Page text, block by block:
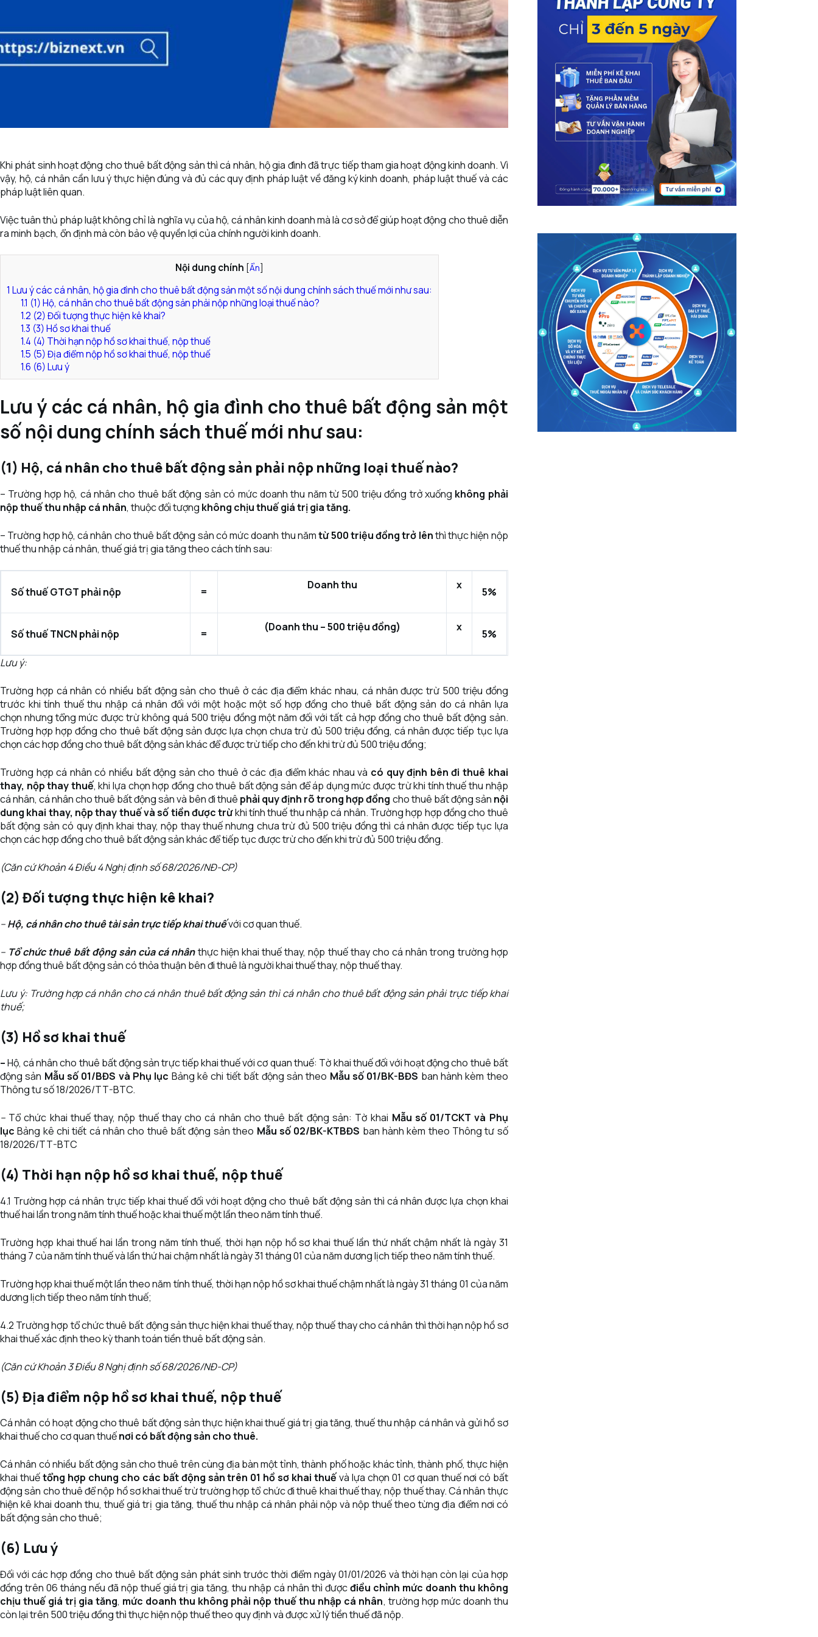
Khi phát sinh hoạt động cho thuê bất động sản thì cá nhân, hộ gia đình đã trực tiếp tham gia hoạt động kinh doanh. Vì
vậy, hộ, cá nhân cần lưu ý thực hiện đúng và đủ các quy định pháp luật về đăng ký kinh doanh, pháp luật thuế và các
pháp luật liên quan.
Việc tuân thủ pháp luật không chỉ là nghĩa vụ của hộ, cá nhân kinh doanh mà là cơ sở để giúp hoạt động cho thuê diễn
ra minh bạch, ổn định mà còn bảo vệ quyền lợi của chính người kinh doanh.
Nội dung chính Ẩn
1 Lưu ý các cá nhân, hộ gia đình cho thuê bất động sản một số nội dung chính sách thuế mới như sau:
1.1 (1) Hộ, cá nhân cho thuê bất động sản phải nộp những loại thuế nào?
1.2 (2) Đối tượng thực hiện kê khai?
1.3 (3) Hồ sơ khai thuế
1.4 (4) Thời hạn nộp hồ sơ khai thuế, nộp thuế
1.5 (5) Địa điểm nộp hồ sơ khai thuế, nộp thuế
1.6 (6) Lưu ý
Lưu ý các cá nhân, hộ gia đình cho thuê bất động sản một
số nội dung chính sách thuế mới như sau:
(1) Hộ, cá nhân cho thuê bất động sản phải nộp những loại thuế nào?
– Trường hợp hộ, cá nhân cho thuê bất động sản có mức doanh thu năm từ 500 triệu đồng trở xuống không phải
nộp thuế thu nhập cá nhân, thuộc đối tượng không chịu thuế giá trị gia tăng.
– Trường hợp hộ, cá nhân cho thuê bất động sản có mức doanh thu nămtừ 500 triệu đồng trở lênthì thực hiện nộp
thuế thu nhập cá nhân, thuế giá trị gia tăng theo cách tính sau:
Số thuế GTGT phải nộp =
Doanh thu x
5%
Số thuế TNCN phải nộp =
(Doanh thu – 500 triệu đồng) x
5%
Lưu ý:
Trường hợp cá nhân có nhiều bất động sản cho thuê ở các địa điểm khác nhau, cá nhân được trừ 500 triệu đồng
trước khi tính thuế thu nhập cá nhân đối với một hoặc một số hợp đồng cho thuê bất động sản do cá nhân lựa
chọn nhưng tổng mức được trừ không quá 500 triệu đồng một năm đối với tất cả hợp đồng cho thuê bất động sản.
Trường hợp hợp đồng cho thuê bất động sản được lựa chọn chưa trừ đủ 500 triệu đồng, cá nhân được tiếp tục lựa
chọn các hợp đồng cho thuê bất động sản khác để được trừ tiếp cho đến khi trừ đủ 500 triệu đồng;
Trường hợp cá nhân có nhiều bất động sản cho thuê ở các địa điểm khác nhau và có quy định bên đi thuê khai
thay, nộp thay thuế, khi lựa chọn hợp đồng cho thuê bất động sản để áp dụng mức được trừ khi tính thuế thu nhập
cá nhân, cá nhân cho thuê bất động sản và bên đi thuê phải quy định rõ trong hợp đồng cho thuê bất động sản nội
dung khai thay, nộp thay thuế và số tiền được trừkhi tính thuế thu nhập cá nhân. Trường hợp hợp đồng cho thuê
bất động sản có quy định khai thay, nộp thay thuế nhưng chưa trừ đủ 500 triệu đồng thì cá nhân được tiếp tục lựa
chọn các hợp đồng cho thuê bất động sản khác để tiếp tục được trừ cho đến khi trừ đủ 500 triệu đồng.
(Căn cứ Khoản 4 Điều 4 Nghị định số 68/2026/NĐ-CP)
(2) Đối tượng thực hiện kê khai?
–Hộ, cá nhân cho thuê tài sản trực tiếp khai thuếvới cơ quan thuế.
– Tổ chức thuê bất động sản của cá nhânthực hiện khai thuế thay, nộp thuế thay cho cá nhân trong trường hợp
hợp đồng thuê bất động sản có thỏa thuận bên đi thuê là người khai thuế thay, nộp thuế thay.
Lưu ý: Trường hợp cá nhân cho cá nhân thuê bất động sản thì cá nhân cho thuê bất động sản phải trực tiếp khai
thuế;
(3) Hồ sơ khai thuế
–Hộ, cá nhân cho thuê bất động sản trực tiếp khai thuế với cơ quan thuế: Tờ khai thuế đối với hoạt động cho thuê bất
động sản Mẫu số 01/BĐS và Phụ lục Bảng kê chi tiết bất động sản theo Mẫu số 01/BK-BĐS ban hành kèm theo
Thông tư số 18/2026/TT-BTC.
– Tổ chức khai thuế thay, nộp thuế thay cho cá nhân cho thuê bất động sản: Tờ khai Mẫu số 01/TCKT và Phụ
lục Bảng kê chi tiết cá nhân cho thuê bất động sản theo Mẫu số 02/BK-KTBĐS ban hành kèm theo Thông tư số
18/2026/TT-BTC
(4) Thời hạn nộp hồ sơ khai thuế, nộp thuế
4.1 Trường hợp cá nhân trực tiếp khai thuế đối với hoạt động cho thuê bất động sản thì cá nhân được lựa chọn khai
thuế hai lần trong năm tính thuế hoặc khai thuế một lần theo năm tính thuế.
Trường hợp khai thuế hai lần trong năm tính thuế, thời hạn nộp hồ sơ khai thuế lần thứ nhất chậm nhất là ngày 31
tháng 7 của năm tính thuế và lần thứ hai chậm nhất là ngày 31 tháng 01 của năm dương lịch tiếp theo năm tính thuế.
Trường hợp khai thuế một lần theo năm tính thuế, thời hạn nộp hồ sơ khai thuế chậm nhất là ngày 31 tháng 01 của năm
dương lịch tiếp theo năm tính thuế;
4.2 Trường hợp tổ chức thuê bất động sản thực hiện khai thuế thay, nộp thuế thay cho cá nhân thì thời hạn nộp hồ sơ
khai thuế xác định theo kỳ thanh toán tiền thuê bất động sản.
(Căn cứ Khoản 3 Điều 8Nghị định số 68/2026/NĐ-CP)
(5) Địa điểm nộp hồ sơ khai thuế, nộp thuế
Cá nhân có hoạt động cho thuê bất động sản thực hiện khai thuế giá trị gia tăng, thuế thu nhập cá nhân và gửi hồ sơ
khai thuế cho cơ quan thuếnơi có bất động sản cho thuê.
Cá nhân có nhiều bất động sản cho thuê trên cùng địa bàn một tỉnh, thành phố hoặc khác tỉnh, thành phố, thực hiện
khai thuếtổng hợp chung cho các bất động sản trên 01 hồ sơ khai thuếvà lựa chọn 01 cơ quan thuế nơi có bất
động sản cho thuê để nộp hồ sơ khai thuế trừ trường hợp tổ chức đi thuê khai thuế thay, nộp thuế thay. Cá nhân thực
hiện kê khai doanh thu, thuế giá trị gia tăng, thuế thu nhập cá nhân phải nộp và nộp thuế theo từng địa điểm nơi có
bất động sản cho thuê;
(6) Lưu ý
Đối với các hợp đồng cho thuê bất động sản phát sinh trước thời điểm ngày 01/01/2026 và thời hạn còn lại của hợp
đồng trên 06 tháng nếu đã nộp thuế giá trị gia tăng, thu nhập cá nhân thì đượcđiều chỉnh mức doanh thu không
chịu thuế giá trị gia tăng, mức doanh thu không phải nộp thuế thu nhập cá nhân, trường hợp mức doanh thu
còn lại trên 500 triệu đồng thì thực hiện nộp thuế theo quy định và được xử lý tiền thuế đã nộp.